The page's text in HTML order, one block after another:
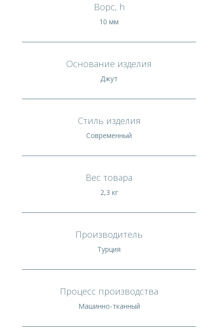
Ворс, h
10 мм
Основание изделия
Джут
Стиль изделия
Современный
Вес товара
2,3 кг
Производитель
Турция
Процесс производства
Машинно-тканный